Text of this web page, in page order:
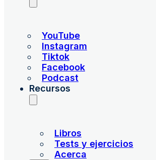
YouTube
Instagram
Tiktok
Facebook
Podcast
Recursos
Libros
Tests y ejercicios
Acerca